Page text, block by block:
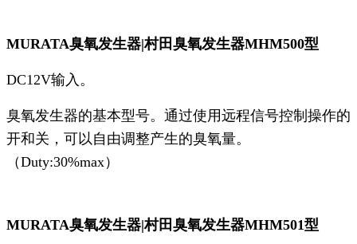
MURATA臭氧发生器|村田臭氧发生器MHM500型
DC12V输入。
臭氧发生器的基本型号。通过使用远程信号控制操作的
开和关，可以自由调整产生的臭氧量。
（Duty:30%max）
MURATA臭氧发生器|村田臭氧发生器MHM501型